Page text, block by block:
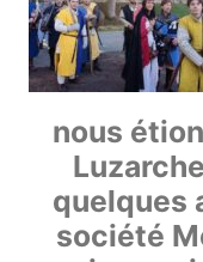
nous
quelques
société